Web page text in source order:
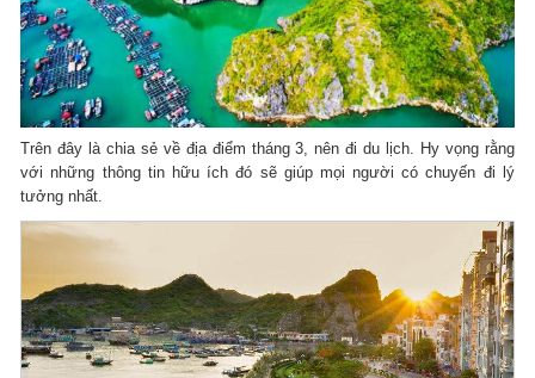
Trên đây là chia sẻ về địa điểm tháng 3, nên đi du lịch. Hy vọng rằng
với những thông tin hữu ích đó sẽ giúp mọi người có chuyến đi lý
tưởng nhất.